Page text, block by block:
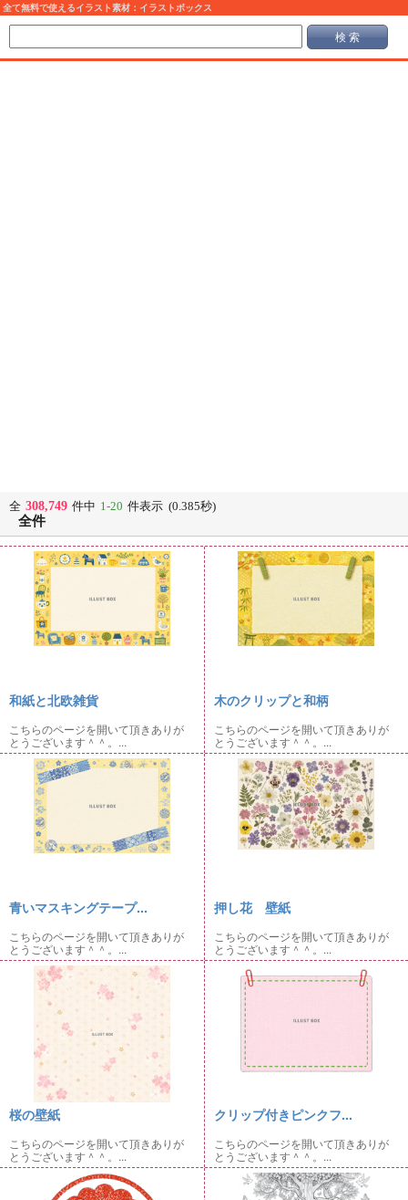
全て無料で使えるイラスト素材：イラストボックス
検 索
全 308,749 件中 1-20 件表示 (0.385秒)
全件
和紙と北欧雑貨
こちらのページを開いて頂きありが
とうございます＾＾。...
木のクリップと和柄
こちらのページを開いて頂きありが
とうございます＾＾。...
青いマスキングテープ...
こちらのページを開いて頂きありが
とうございます＾＾。...
押し花 壁紙
こちらのページを開いて頂きありが
とうございます＾＾。...
桜の壁紙
こちらのページを開いて頂きありが
とうございます＾＾。...
クリップ付きピンクフ...
こちらのページを開いて頂きありが
とうございます＾＾。...